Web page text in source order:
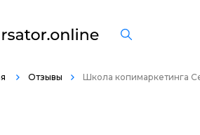
Отзывы Школа копимаркетинга